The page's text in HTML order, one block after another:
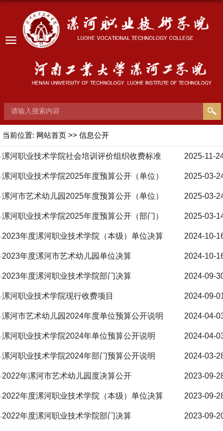
当前位置: 网站首页 >> 信息公开
·漯河职业技术学院社会培训评价组织收费标准 2025-11-
·漯河职业技术学院2025年度预算公开（单位） 2025-03-
·漯河市艺术幼儿园2025年度预算公开（单位） 2025-03-
·漯河职业技术学院2025年度预算公开（部门） 2025-03-
·2023年度漯河职业技术学院（本级）单位决算 2024-10-
·2023年度漯河市艺术幼儿园单位决算 2024-10-
·2023年度漯河职业技术学院部门决算 2024-09-
·漯河职业技术学院现行收费项目 2024-09-
·漯河市艺术幼儿园2024年度单位预算公开说明 2024-04-
·漯河职业技术学院2024年单位预算公开说明 2024-04-
·漯河职业技术学院2024年部门预算公开说明 2024-03-
·2022年漯河市艺术幼儿园度决算公开 2023-09-
·2022年度漯河职业技术学院（本级）单位决算 2023-09-
·2022年度漯河职业技术学院部门决算 2023-09-